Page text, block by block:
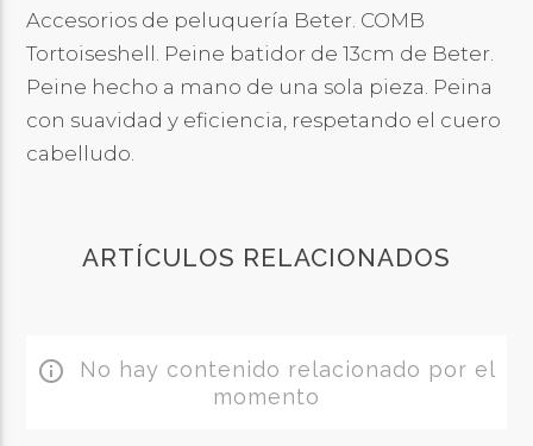
Accesorios de peluquería Beter. COMB
Tortoiseshell. Peine batidor de 13cm de Beter.
Peine hecho a mano de una sola pieza. Peina
con suavidad y eficiencia, respetando el cuero
cabelludo.
ARTÍCULOS RELACIONADOS
info_outline No hay contenido relacionado por el
momento